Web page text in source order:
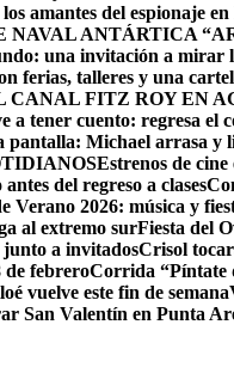
amantes del espionaje
NAVAL ANTÁRTICA
una invitación a mirar
ferias, talleres y una
FITZ ROY EN
a tener cuento: regresa el
pantalla: Michael arrasa y
Estrenos de
del regreso a clases
Verano 2026: música y
al extremo surFiesta del
a invitadosCrisol
de febreroCorrida “Píntate
vuelve este fin de semana
San Valentín en Punta